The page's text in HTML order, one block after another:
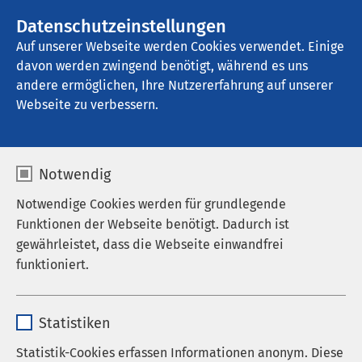
Datenschutzeinstellungen
Auf unserer Webseite werden Cookies verwendet. Einige
davon werden zwingend benötigt, während es uns
andere ermöglichen, Ihre Nutzererfahrung auf unserer
Webseite zu verbessern.
Notwendig
Notwendige Cookies werden für grundlegende
Funktionen der Webseite benötigt. Dadurch ist
gewährleistet, dass die Webseite einwandfrei
funktioniert.
Anbieter sgalinski
Statistiken
Statistik-Cookies erfassen Informationen anonym. Diese
AMEOS Klinikum Bad Aussee
Pressemitteilungen
26.08.2025 AMEOS Gruppe
AMEOS übernimmt das
Josephs-Hospital Warendorf